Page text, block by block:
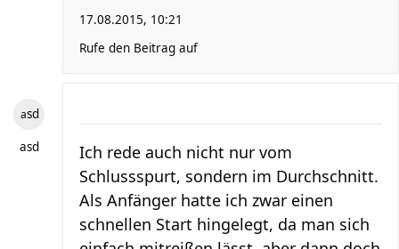
17.08.2015, 10:21
Rufe den Beitrag auf
asd
asd
Ich rede auch nicht nur vom
Schlussspurt, sondern im Durchschnitt.
Als Anfänger hatte ich zwar einen
schnellen Start hingelegt, da man sich